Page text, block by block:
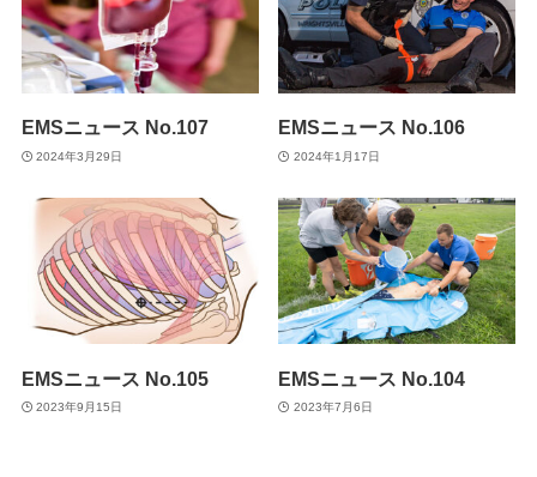
EMSニュース No.107
2024年3月29日
EMSニュース No.106
2024年1月17日
EMSニュース No.105
2023年9月15日
EMSニュース No.104
2023年7月6日